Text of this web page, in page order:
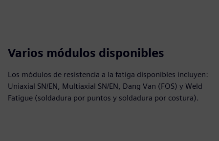
Varios módulos disponibles
Los módulos de resistencia a la fatiga disponibles incluyen:
Uniaxial SN/EN, Multiaxial SN/EN, Dang Van (FOS) y Weld
Fatigue (soldadura por puntos y soldadura por costura).